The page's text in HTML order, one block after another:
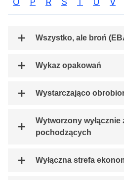
Wszystko, ale broń
Wykaz opakowań
Wystarczająco
Wytworzony wyłącznie
pochodzących
Wyłączna strefa